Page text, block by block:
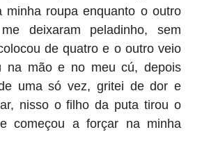
minha roupa enquanto o outro
deixaram peladinho, sem
de quatro e o outro veio
na mão e no meu cú, depois
uma só vez, gritei de dor e
nisso o filho da puta tirou o
começou a forçar na minha